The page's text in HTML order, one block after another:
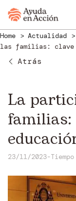
Home Actualidad
las familias: clave
Atrás
La
familias:
23/11/2023-